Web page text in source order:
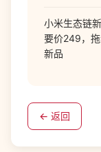
小米生态链
要价249，
新品
← 返回